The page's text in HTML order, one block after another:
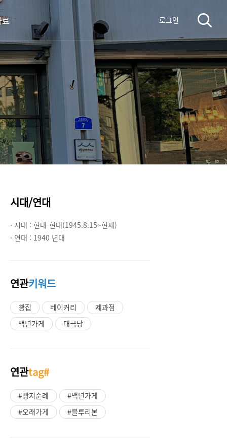
로그인
시대/연대
· 시대 : 현대-현대(1945.8.15~현재)
· 연대 : 1940 년대
연관키워드
빵집 베이커리
제과점
백년가게
태극당
연관tag#
#빵지순례
#백년가게
#오래가게
#블루리본